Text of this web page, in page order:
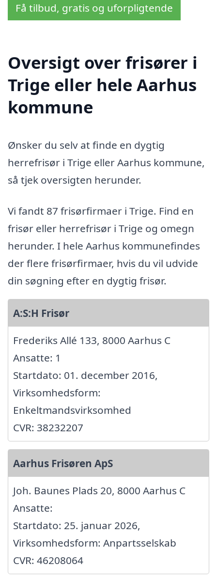
Få tilbud, gratis og uforpligtende
Oversigt over frisører i
Trige eller hele Aarhus
kommune
Ønsker du selv at finde en dygtig
herrefrisør i Trige eller Aarhus kommune,
så tjek oversigten herunder.
Vi fandt 87 frisørfirmaer i Trige. Find en
frisør eller herrefrisør i Trige og omegn
herunder. I hele Aarhus kommunefindes
der flere frisørfirmaer, hvis du vil udvide
din søgning efter en dygtig frisør.
A:S:H Frisør
Frederiks Allé 133, 8000 Aarhus C
Ansatte: 1
Startdato: 01. december 2016,
Virksomhedsform:
Enkeltmandsvirksomhed
CVR: 38232207
Aarhus Frisøren ApS
Joh. Baunes Plads 20, 8000 Aarhus C
Ansatte:
Startdato: 25. januar 2026,
Virksomhedsform: Anpartsselskab
CVR: 46208064